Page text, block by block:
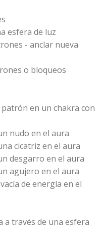
esfera de luz
- anclar nueva
o bloqueos
en un chakra con
nudo en el aura
cicatriz en el aura
desgarro en el aura
agujero en el aura
de energía en el
a través de una esfera